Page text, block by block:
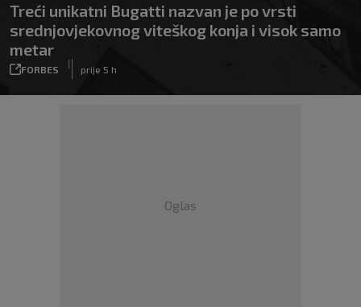
Treći unikatni Bugatti nazvan je po vrsti
srednjovjekovnog viteškog konja i visok samo
metar
FORBES
|
prije 5 h
Oglas